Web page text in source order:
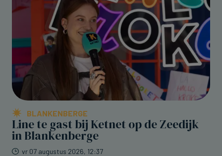
BLANKENBERGE
Line te gast bij Ketnet op de Zeedijk
in Blankenberge
vr 07 augustus 2026, 12:37